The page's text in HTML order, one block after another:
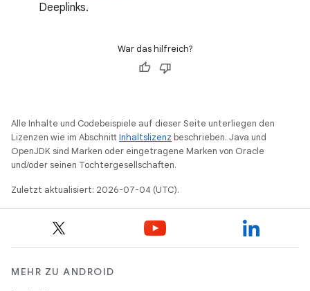
Deeplinks.
War das hilfreich?
Alle Inhalte und Codebeispiele auf dieser Seite unterliegen den
Lizenzen wie im AbschnittInhaltslizenz beschrieben. Java und
OpenJDK sind Marken oder eingetragene Marken von Oracle
und/oder seinen Tochtergesellschaften.
Zuletzt aktualisiert: 2026-07-04 (UTC).
MEHR ZU ANDROID